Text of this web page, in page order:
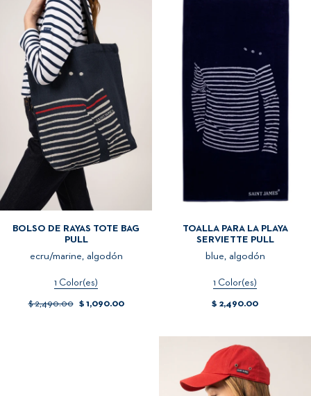
BOLSO DE RAYAS TOTE BAG
PULL
ecru/marine, algodón
1 Color(es)
$ 2,490.00 $ 1,090.00
TOALLA PARA LA PLAYA
SERVIETTE PULL
blue, algodón
1 Color(es)
$ 2,490.00